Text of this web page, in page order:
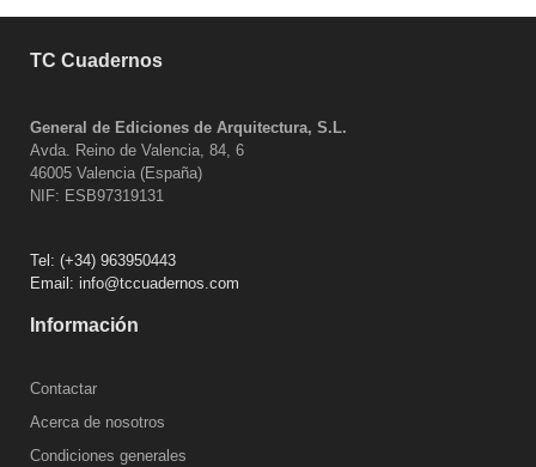
TC Cuadernos
General de Ediciones de Arquitectura, S.L.
Avda. Reino de Valencia, 84, 6
46005 Valencia (España)
NIF: ESB97319131
Tel: (+34) 963950443
Email: info@tccuadernos.com
Información
Contactar
Acerca de nosotros
Condiciones generales